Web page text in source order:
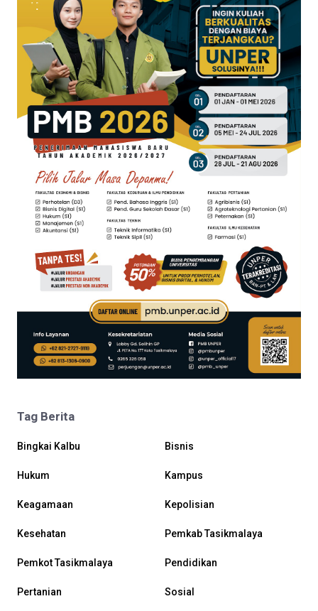
Tag Berita
Bingkai Kalbu Bisnis
Hukum Kampus
Keagamaan Kepolisian
Kesehatan Pemkab Tasikmalaya
Pemkot Tasikmalaya Pendidikan
Pertanian Sosial